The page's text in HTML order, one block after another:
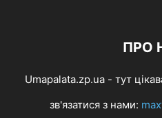
ПРО
Umapalata.zp.ua - тут
зв'язатися з нами: